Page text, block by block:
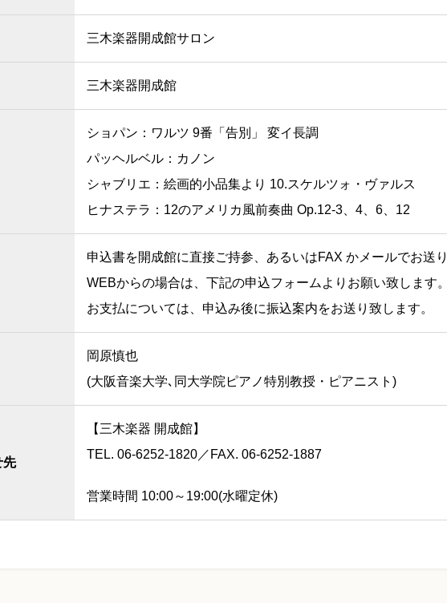
三木楽器開成館サロン
三木楽器開成館
ショパン：ワルツ 9番「告別」 変イ長調
パッヘルベル：カノン
シャブリエ：絵画的小品集より 10.スケルツォ・ヴァルス
ヒナステラ：12のアメリカ風前奏曲 Op.12-3、4、6、12
申込書を開成館に直接ご持参、あるいはFAX かメールでお送り
WEBからの場合は、下記の申込フォームよりお願い致します。
お支払については、申込み後に振込案内をお送り致します。
岡原慎也
(大阪音楽大学､同大学院ピアノ特別教授・ピアニスト)
先
【三木楽器 開成館】
TEL. 06-6252-1820／FAX. 06-6252-1887
営業時間 10:00～19:00(水曜定休)